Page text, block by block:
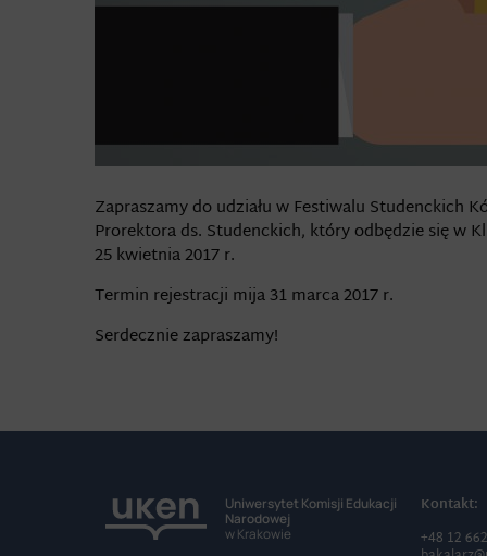
Zapraszamy do udziału w Festiwalu Studenckich
Prorektora ds. Studenckich, który odbędzie się w
25 kwietnia 2017 r.
Termin rejestracji mija 31 marca 2017 r.
Serdecznie zapraszamy!
Uniwersytet Komisji Edukacji
Narodowej
w Krakowie
Kontakt:
+48 12